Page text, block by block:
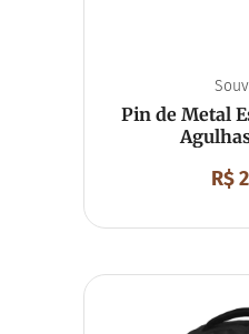
Pin de Metal
R$